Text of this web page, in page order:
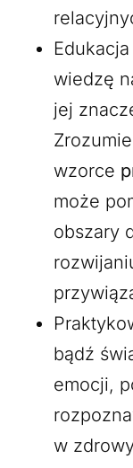
wiedzę
jej
wzorce
może
obszary
bądź
emocji,
w